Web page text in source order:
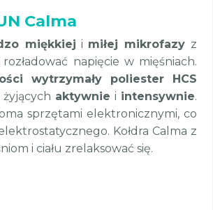
Calma
miękkiej i miłej mikrofazy z
napięcie w mięśniach.
wytrzymały poliester HCS
aktywnie i intensywnie.
sprzętami elektronicznymi, co
Kołdra Calma z
i ciału zrelaksować się.